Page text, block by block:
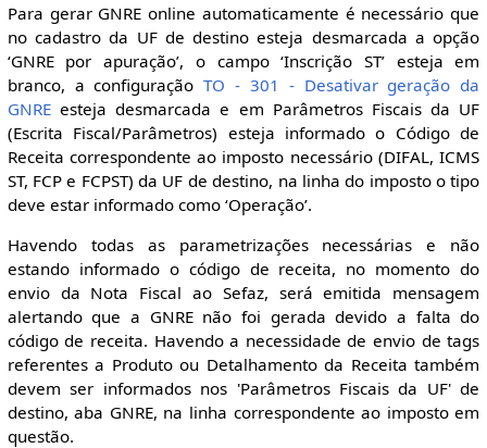
Para gerar GNRE online automaticamente é necessário que
no cadastro da UF de destino esteja desmarcada a opção
‘GNRE por apuração’, o campo ‘Inscrição ST’ esteja em
branco, a configuraçãoTO - 301 - Desativar geração da
GNREesteja desmarcada e em Parâmetros Fiscais da UF
(Escrita Fiscal/Parâmetros) esteja informado o Código de
Receita correspondente ao imposto necessário (DIFAL, ICMS
ST, FCP e FCPST) da UF de destino, na linha do imposto o tipo
deve estar informado como ‘Operação’.
Havendo todas as parametrizações necessárias e não
estando informado o código de receita, no momento do
envio da Nota Fiscal ao Sefaz, será emitida mensagem
alertando que a GNRE não foi gerada devido a falta do
código de receita. Havendo a necessidade de envio de tags
referentes a Produto ou Detalhamento da Receita também
devem ser informados nos 'Parâmetros Fiscais da UF' de
destino, aba GNRE, na linha correspondente ao imposto em
questão.